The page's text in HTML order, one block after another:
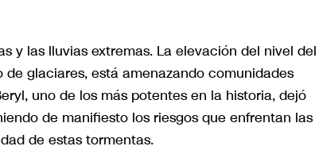
y las lluvias extremas. La elevación del nivel del
glaciares, está amenazando comunidades
uno de los más potentes en la historia, dejó
de manifiesto los riesgos que enfrentan las
de estas tormentas.